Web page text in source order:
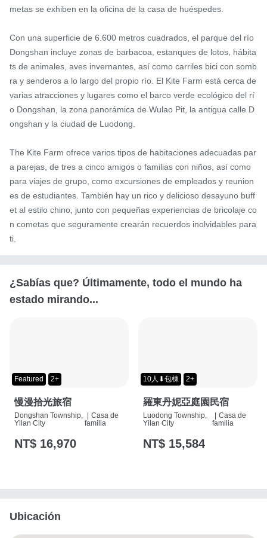
metas se exhiben en la oficina de la casa de huéspedes.
Con una superficie de 6.600 metros cuadrados, el parque del río
Dongshan incluye zonas de barbacoa, estanques de lotos, hábita
ts de animales, aves invernantes, así como carriles bici con somb
ra y senderos a lo largo del propio río. El Kite Farm está cerca de
varias atracciones y lugares como el barco verde ecológico del rí
o Dongshan, la zona panorámica de Wulao Pit, la antigua calle D
ongshan y la ciudad de Luodong.
The Kite Farm ofrece varios tipos de habitaciones adecuadas par
a parejas, de tres a cinco amigos o familias con niños, así como
para viajes de grupo, como excursiones de empleados y reunion
es de estudiantes. También hay un rico y delicioso desayuno buff
et al estilo chino, junto con pequeñas experiencias de bricolaje co
n cometas que seguramente crearán recuerdos inolvidables para
ti.
¿Sabías que? Últimamente, todo el mundo ha
estado mirando...
Featured 2+
慢漫拾光旅宿
Dongshan Township,
Yilan City
Casa de
familia
NT$ 16,970
10人⬇包棟 2+
羅東丹妮亞庭園民宿
Luodong Township,
Yilan City
Casa de
familia
NT$ 15,584
Ubicación